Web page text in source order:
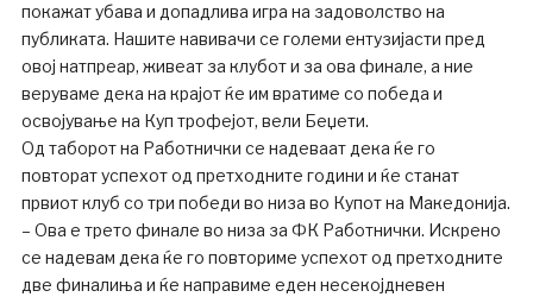
покажат убава и допадлива игра на задоволство на
публиката. Нашите навивачи се големи ентузијасти пред
овој натпреар, живеат за клубот и за ова финале, а ние
веруваме дека на крајот ќе им вратиме со победа и
освојување на Куп трофејот, вели Беџети.
Од таборот на Работнички се надеваат дека ќе го
повторат успехот од претходните години и ќе станат
првиот клуб со три победи во низа во Купот на Македонија.
– Ова е трето финале во низа за ФК Работнички. Искрено
се надевам дека ќе го повториме успехот од претходните
две финалиња и ќе направиме еден несекојдневен